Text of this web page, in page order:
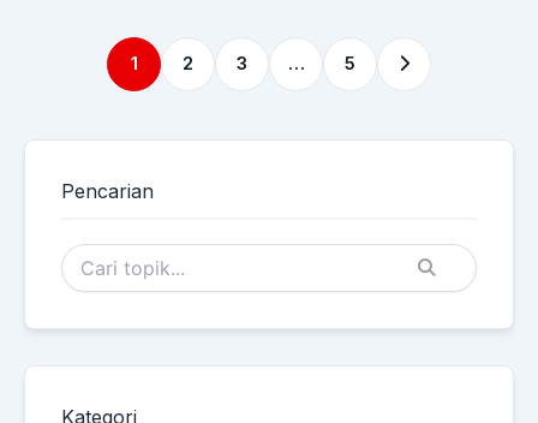
1 2 3 … 5
Pencarian
Kategori